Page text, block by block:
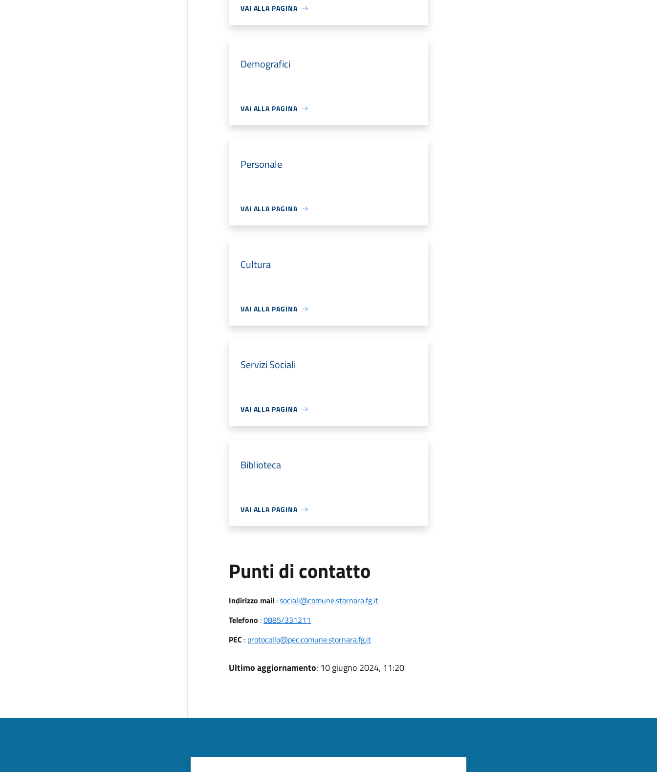
VAI ALLA PAGINA
Demografici
VAI ALLA PAGINA
Personale
VAI ALLA PAGINA
Cultura
VAI ALLA PAGINA
Servizi Sociali
VAI ALLA PAGINA
Biblioteca
VAI ALLA PAGINA
Punti di contatto
Indirizzo mail:sociali@comune.stornara.fg.it
Telefono :0885/331211
PEC : protocollo@pec.comune.stornara.fg.it
Ultimo aggiornamento: 10 giugno 2024, 11:20